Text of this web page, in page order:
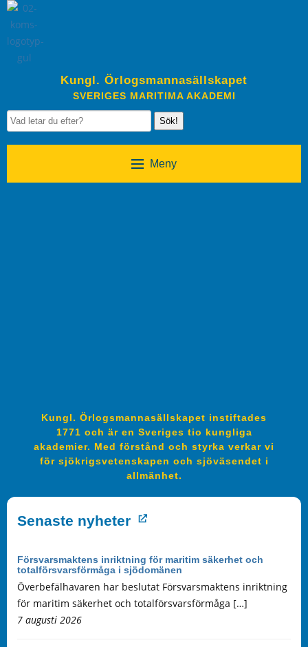
Kungl. Örlogsmannasällskapet
SVERIGES MARITIMA AKADEMI
Sök!
Meny
Kungl. Örlogsmannasällskapet instiftades
1771 och är en Sveriges tio kungliga
akademier. Med förstånd och styrka verkar vi
för sjökrigsvetenskapen och sjöväsendet i
allmänhet.
Senaste nyheter
Försvarsmaktens inriktning för maritim säkerhet och
totalförsvarsförmåga i sjödomänen
Överbefälhavaren har beslutat Försvarsmaktens inriktning
för maritim säkerhet och totalförsvarsförmåga […]
7 augusti 2026